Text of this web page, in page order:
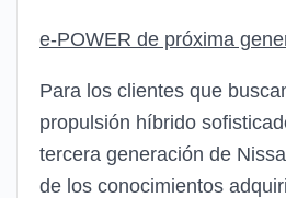
e-POWER de próxima
Para los clientes que
propulsión híbrido
tercera generación de
de los conocimientos